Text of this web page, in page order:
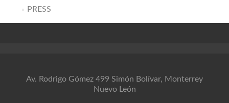
PRESS
Av. Rodrigo Gómez 499 Simón Bolívar, Monterrey
Nuevo León